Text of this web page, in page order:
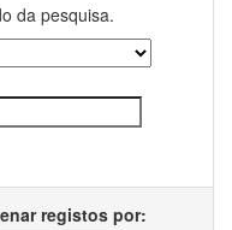
da pesquisa.
registos por: